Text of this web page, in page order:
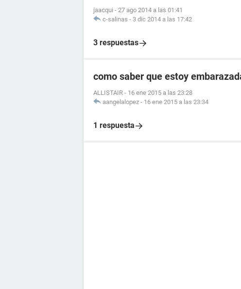
jaacqui - 27 ago 2014 a las 01:41
c-salinas - 3 dic 2014 a las 17:42
3 respuestas
como saber que estoy
ALLISTAIR - 16 ene 2015 a las 23:28
aangelalopez - 16 ene 2015 a las 23:34
1 respuesta